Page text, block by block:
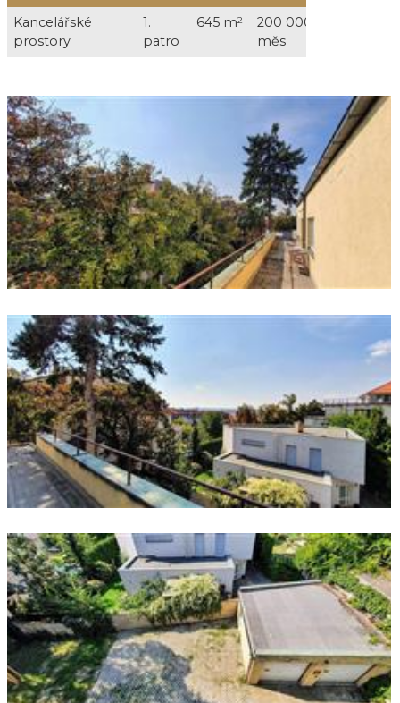
Kancelářské
prostory
1.
patro
645 m2
200 000 Kč /
měs